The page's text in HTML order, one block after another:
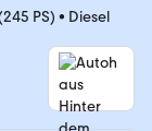
PS) • Diesel